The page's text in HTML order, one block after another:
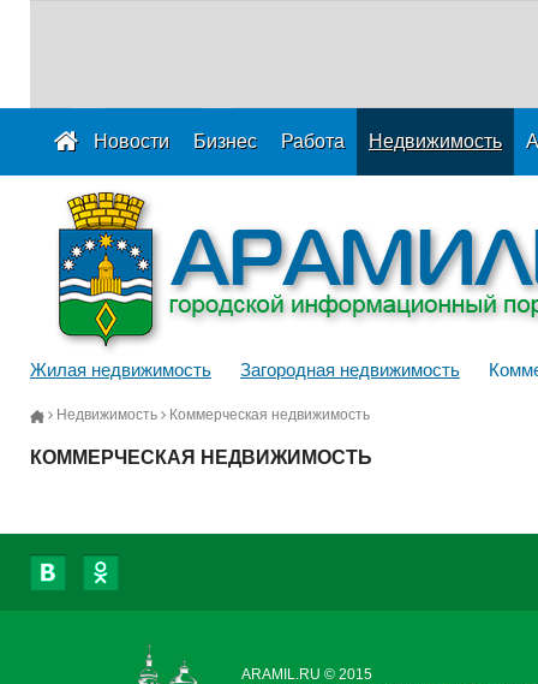
Новости Бизнес Работа Недвижимость
Жилая недвижимость Загородная недвижимость
Недвижимость Коммерческая недвижимость
КОММЕРЧЕСКАЯ НЕДВИЖИМОСТЬ
ARAMIL.RU © 2015